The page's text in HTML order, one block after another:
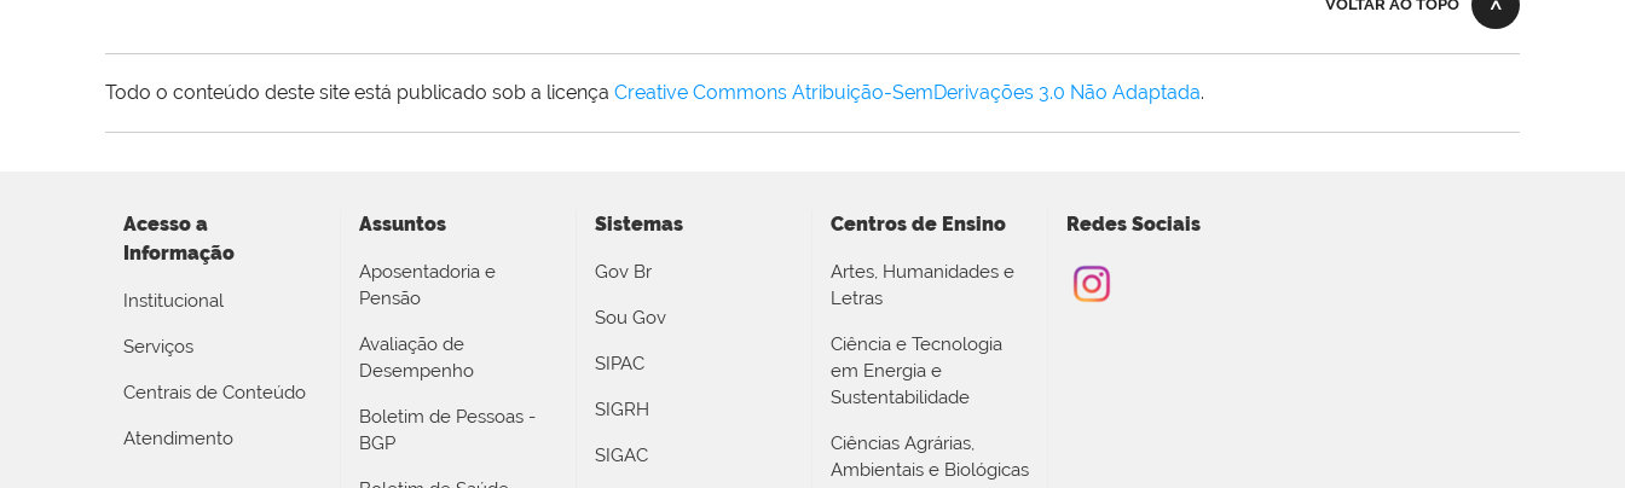
VOLTAR AO TOPO
Todo o conteúdo deste site está publicado sob a licença Creative Commons Atribuição-SemDerivações 3.0 Não Adaptada.
Acesso a
Informação
Institucional
Serviços
Centrais de Conteúdo
Atendimento
Assuntos
Aposentadoria e
Pensão
Avaliação de
Desempenho
Boletim de Pessoas -
BGP
Sistemas
Gov Br
Sou Gov
SIPAC
SIGRH
SIGAC
Centros de Ensino
Artes, Humanidades e
Letras
Ciência e Tecnologia
em Energia e
Sustentabilidade
Ciências Agrárias,
Ambientais e Biológicas
Redes Sociais